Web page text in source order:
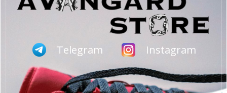
Telegram Instagram